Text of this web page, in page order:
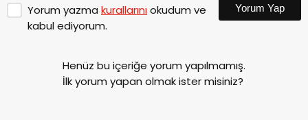
Yorum yazma kurallarınıokudum ve
kabul ediyorum.
Yorum Yap
Henüz bu içeriğe yorum yapılmamış.
İlk yorum yapan olmak ister misiniz?